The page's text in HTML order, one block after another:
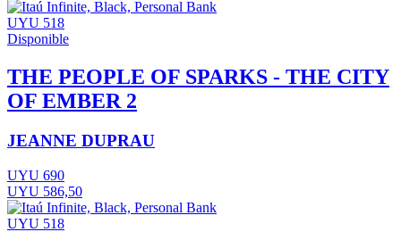
UYU 518
Disponible
THE PEOPLE OF SPARKS - THE CITY
OF EMBER 2
JEANNE DUPRAU
UYU 690
UYU 586,50
UYU 518